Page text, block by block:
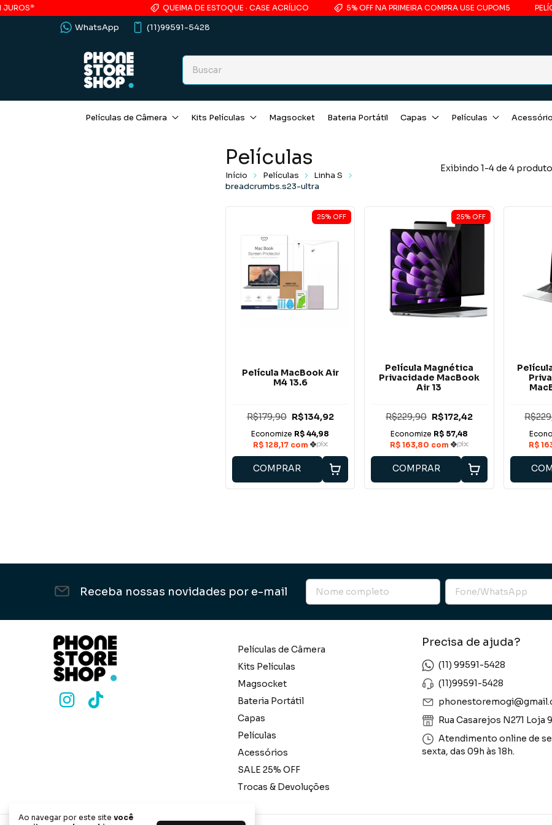
QUEIMA DE ESTOQUE · CASE ACRÍLICO 5% OFF NA PRIMEIRA COMPRA USE CUPOM5
WhatsApp (11)99591-5428
Películas de Câmera Kits Películas Magsocket Bateria Portátil Capas Películas
Ao navegar por este site você
Películas
Início Películas
Linha S
breadcrumbs.s23-ultra
Exibindo 1-4 de 4
25% OFF
Película MacBook Air
M4 13.6
R$179,90 R$134,92
COMPRAR
25% OFF
Película Magnética
Privacidade MacBook
Air 13
R$229,90 R$172,42
COMPRAR
Receba nossas novidades por e-mail
Películas de Câmera
Kits Películas
Magsocket
Bateria Portátil
Capas
Películas
Acessórios
SALE 25% OFF
Trocas & Devoluções
Precisa de ajuda?
(11) 99591-5428
(11)99591-5428
Rua Casarejos N271 Loja
Atendimento online de
sexta, das 09h às 18h.